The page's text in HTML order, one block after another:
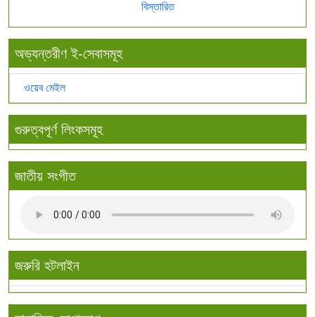
বিস্তারিত
অভ্যন্তরীণ ই-সেবাসমূহ
ওয়েব মেইল
গুরুত্বপূর্ণ লিংকসমূহ
জাতীয় সংগীত
জরুরি হটলাইন